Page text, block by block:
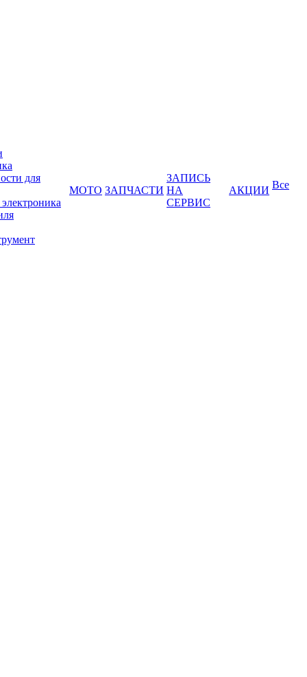
для
МОТО ЗАПЧАСТИ
ЗАПИСЬ
НА
СЕРВИС
АКЦИИ Все